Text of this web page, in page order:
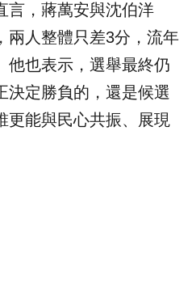
言，蔣萬安與沈伯洋
兩人整體只差3分，流年
他也表示，選舉最終仍
決定勝負的，還是候選
更能與民心共振、展現